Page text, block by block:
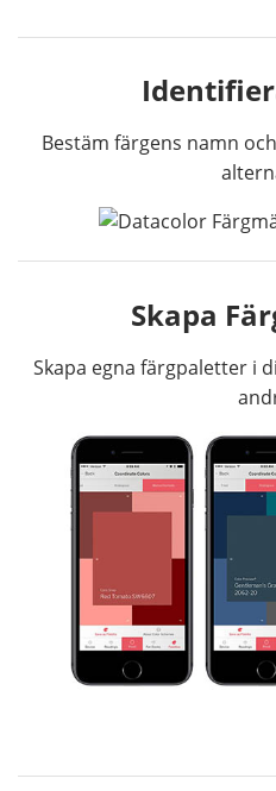
Bestäm färgens namn
Skapa
Skapa egna färgpaletter i